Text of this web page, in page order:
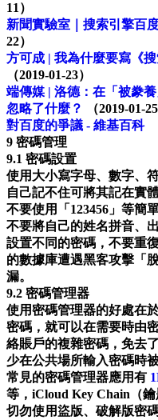
11）
新聞實驗室｜搜索引擎百
22）
方可成 | 我為什麼要寫《
（2019-01-23）
端傳媒 | 洛德：在「被豢
忽略了什麼？
（2019-01-25
對百度的爭議 - 維基百科
9 密碼管理
9.1 密碼設置
使用大小寫字母、數字、
自己記不住可將其記在實
不要使用「123456」等簡
不要將自己的姓名拼音、
設置不同的密碼，不要重
的數據庫遭遇黑客攻擊「
漏。
9.2 密碼管理器
使用密碼管理器的好處在
密碼，就可以在需要時由
絡賬戶的複雜密碼，免去
少在公共場所輸入密碼時
常見的密碼管理器應用有
等，iCloud Key Chain（
切勿使用盜版、破解版密